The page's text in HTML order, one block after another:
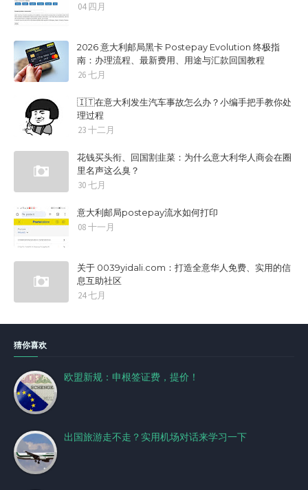
04 四月
2026 意大利邮局黑卡 Postepay Evolution 终极指
南：办理流程、最新费用、用途与汇款回国教程
26 七月
🇮🇹在意大利发生汽车事故怎么办？小编手把手教你处
理过程
23 十二月
花钱买头衔、回国割韭菜：为什么意大利华人商会在圈
里名声这么臭？
30 七月
意大利邮局postepay流水如何打印
08 十一月
关于 0039yidali.com：打造全意华人免费、实用的信
息互助社区
24 七月
猜你喜欢
欧盟新规：申根签证费，提价！
出国旅游走不走？实用机场对话来学习一下